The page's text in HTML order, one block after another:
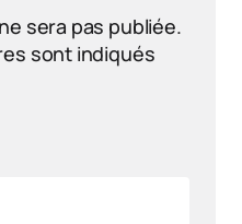
sera pas publiée.
sont indiqués